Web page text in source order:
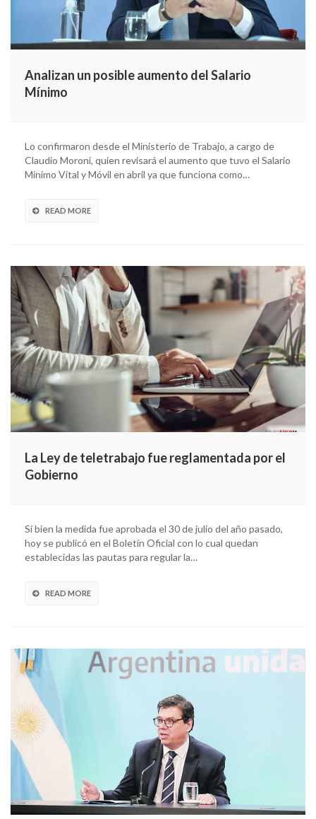
Analizan un posible aumento del Salario
Mínimo
Lo confirmaron desde el Ministerio de Trabajo, a cargo de
Claudio Moroni, quien revisará el aumento que tuvo el Salario
Mínimo Vital y Móvil en abril ya que funciona como…
READ MORE
La Ley de teletrabajo fue reglamentada por el
Gobierno
Si bien la medida fue aprobada el 30 de julio del año pasado,
hoy se publicó en el Boletín Oficial con lo cual quedan
establecidas las pautas para regular la…
READ MORE